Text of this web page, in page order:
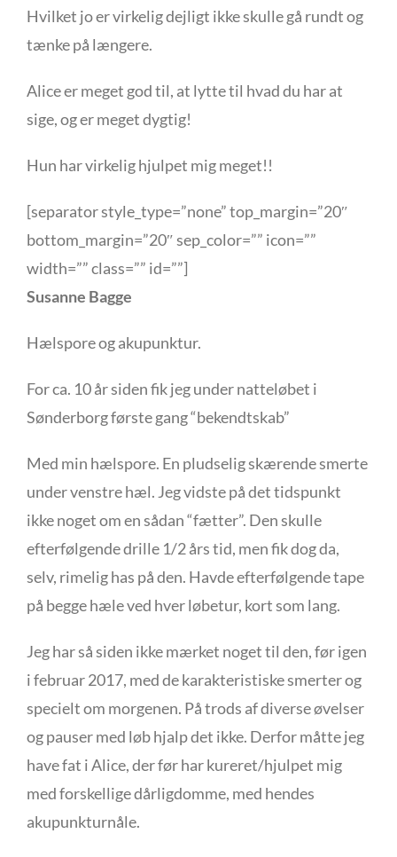
Hvilket jo er virkelig dejligt ikke skulle gå rundt og
tænke på længere.
Alice er meget god til, at lytte til hvad du har at
sige, og er meget dygtig!
Hun har virkelig hjulpet mig meget!!
[separator style_type=”none” top_margin=”20″
bottom_margin=”20″ sep_color=”” icon=””
width=”” class=”” id=””]
Susanne Bagge
Hælspore og akupunktur.
For ca. 10 år siden fik jeg under natteløbet i
Sønderborg første gang “bekendtskab”
Med min hælspore. En pludselig skærende smerte
under venstre hæl. Jeg vidste på det tidspunkt
ikke noget om en sådan “fætter”. Den skulle
efterfølgende drille 1/2 års tid, men fik dog da,
selv, rimelig has på den. Havde efterfølgende tape
på begge hæle ved hver løbetur, kort som lang.
Jeg har så siden ikke mærket noget til den, før igen
i februar 2017, med de karakteristiske smerter og
specielt om morgenen. På trods af diverse øvelser
og pauser med løb hjalp det ikke. Derfor måtte jeg
have fat i Alice, der før har kureret/hjulpet mig
med forskellige dårligdomme, med hendes
akupunkturnåle.